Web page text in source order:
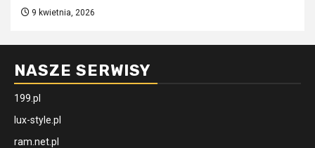
9 kwietnia, 2026
NASZE SERWISY
199.pl
lux-style.pl
ram.net.pl